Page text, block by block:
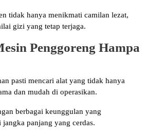
tidak hanya menikmati camilan lezat,
gizi yang tetap terjaga.
Penggoreng Hampa
pasti mencari alat yang tidak hanya
dan mudah di operasikan.
berbagai keunggulan yang
panjang yang cerdas.